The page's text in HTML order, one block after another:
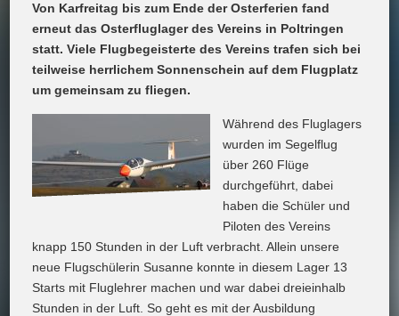
Von Karfreitag bis zum Ende der Osterferien fand
erneut das Osterfluglager des Vereins in Poltringen
statt. Viele Flugbegeisterte des Vereins trafen sich bei
teilweise herrlichem Sonnenschein auf dem Flugplatz
um gemeinsam zu fliegen.
Während des Fluglagers
wurden im Segelflug
über 260 Flüge
durchgeführt, dabei
haben die Schüler und
Piloten des Vereins
knapp 150 Stunden in der Luft verbracht. Allein unsere
neue Flugschülerin Susanne konnte in diesem Lager 13
Starts mit Fluglehrer machen und war dabei dreieinhalb
Stunden in der Luft. So geht es mit der Ausbildung